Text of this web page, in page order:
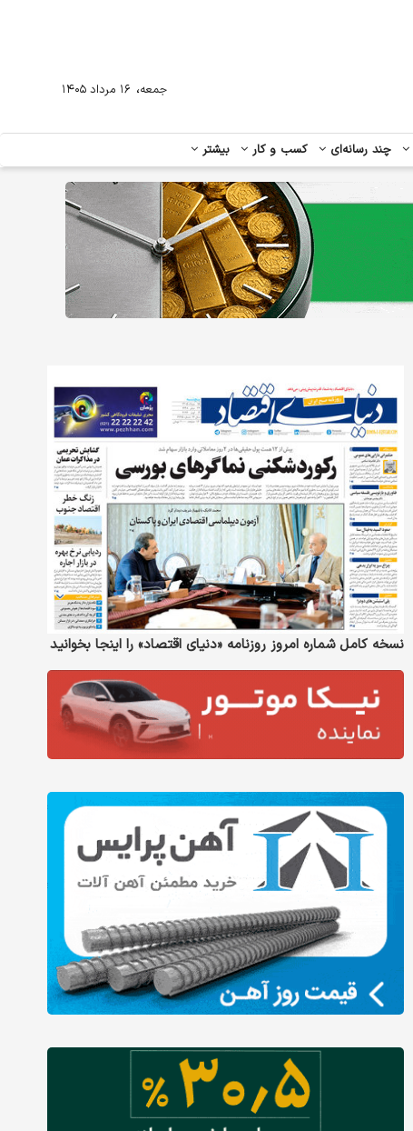
چند رسانه‌ای کسب و کار بیشتر
جمعه، ۱۶ مرداد ۱۴۰۵
نسخه کامل شماره امروز روزنامه «دنیای‌ اقتصاد» را اینجا بخوانید